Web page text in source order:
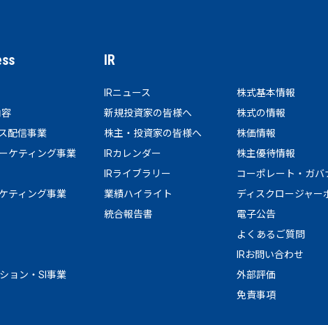
配信事業
ケティング事業
ティング事業
ョン・SI事業
IR
IRニュース
新規投資家の皆様へ
株主・投資家の皆様へ
IRカレンダー
IRライブラリー
業績ハイライト
統合報告書
株式基本情報
株式の情報
株価情報
株主優待情報
コーポレート・ガバ
ディスクロージャー
電子公告
よくあるご質問
IRお問い合わせ
外部評価
免責事項